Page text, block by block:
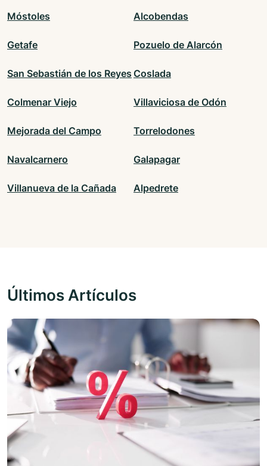
Móstoles Alcobendas
Getafe Pozuelo de Alarcón
San Sebastián de los Reyes Coslada
Colmenar Viejo Villaviciosa de Odón
Mejorada del Campo Torrelodones
Navalcarnero Galapagar
Villanueva de la Cañada Alpedrete
Últimos Artículos